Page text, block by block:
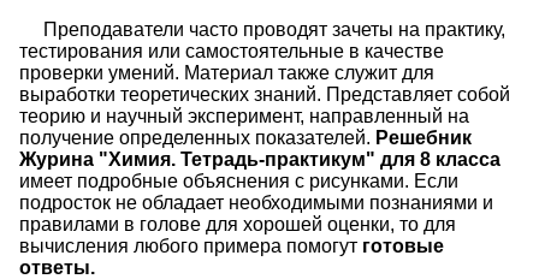
Преподаватели часто проводят зачеты на практику,
тестирования или самостоятельные в качестве
проверки умений. Материал также служит для
выработки теоретических знаний. Представляет собой
теорию и научный эксперимент, направленный на
получение определенных показателей. Решебник
Журина "Химия. Тетрадь-практикум" для 8 класса
имеет подробные объяснения с рисунками. Если
подросток не обладает необходимыми познаниями и
правилами в голове для хорошей оценки, то для
вычисления любого примера помогут готовые
ответы.